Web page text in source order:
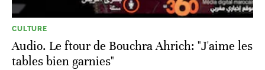
CULTURE
Audio. Le ftour de Bouchra Ahrich: "J'aime les
tables bien garnies"